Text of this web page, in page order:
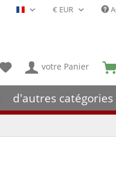
Français- FR
votre Panier
d'autres catégories